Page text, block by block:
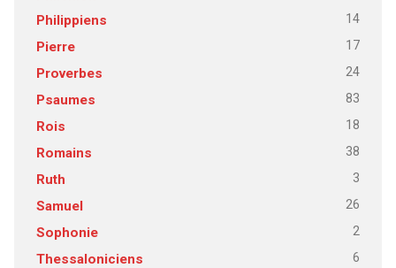
Philippiens 14
Pierre 17
Proverbes 24
Psaumes 83
Rois 18
Romains 38
Ruth 3
Samuel 26
Sophonie 2
Thessaloniciens 6